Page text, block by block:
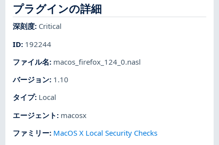
プラグインの詳細
深刻度: Critical
ID: 192244
ファイル名: macos_firefox_124_0.nasl
バージョン: 1.10
タイプ: Local
エージェント : macosx
ファミリー: MacOS X Local Security Checks